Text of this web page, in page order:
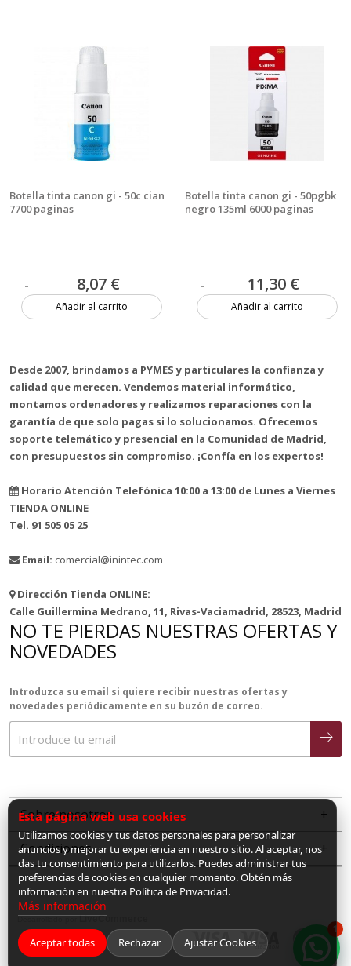
Botella tinta canon gi - 50c cian
7700 paginas
8,07 €
Añadir al carrito
Botella tinta canon gi - 50pgbk
negro 135ml 6000 paginas
11,30 €
Añadir al carrito
Desde 2007, brindamos a PYMES y particulares la confianza y
calidad que merecen. Vendemos material informático,
montamos ordenadores y realizamos reparaciones con la
garantía de que solo pagas si lo solucionamos. Ofrecemos
soporte telemático y presencial en la Comunidad de Madrid,
con presupuestos sin compromiso. ¡Confía en los expertos!
Horario Atención Telefónica 10:00 a 13:00 de Lunes a Viernes
TIENDA ONLINE
Tel. 91 505 05 25
Email: comercial@inintec.com
Dirección Tienda ONLINE:
Calle Guillermina Medrano, 11, Rivas-Vaciamadrid, 28523, Madrid
NO TE PIERDAS NUESTRAS OFERTAS Y
NOVEDADES
Introduzca su email si quiere recibir nuestras ofertas y
novedades periódicamente en su buzón de correo.
Sobre nosotros
Condiciones
LiveCommerce
1
Esta página web usa cookies
Utilizamos cookies y tus datos personales para personalizar
anuncios y mejorar tu experiencia en nuestro sitio. Al aceptar, nos
das tu consentimiento para utilizarlos. Puedes administrar tus
preferencias de cookies en cualquier momento. Obtén más
información en nuestra Política de Privacidad.
Más información
Aceptar todas Rechazar Ajustar Cookies